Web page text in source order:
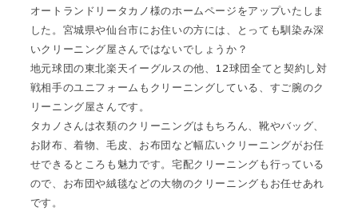
オートランドリータカノ様のホームページをアップいたしま
した。宮城県や仙台市にお住いの方には、とっても馴染み深
いクリーニング屋さんではないでしょうか？
地元球団の東北楽天イーグルスの他、12球団全てと契約し対
戦相手のユニフォームもクリーニングしている、すご腕のク
リーニング屋さんです。
タカノさんは衣類のクリーニングはもちろん、靴やバッグ、
お財布、着物、毛皮、お布団など幅広いクリーニングがお任
せできるところも魅力です。宅配クリーニングも行っている
ので、お布団や絨毯などの大物のクリーニングもお任せあれ
です。